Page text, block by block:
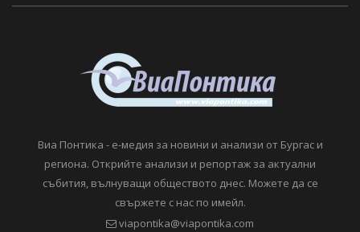
Виа Понтика - е-медия за новини и анализи от Бургас и
региона. Открийте анализи и репортаж за актуални
събития, вълнуващи обществото днес. Можете да се
свържете с нас по имейл.
viapontika@viapontika.com